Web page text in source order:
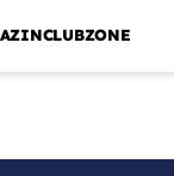
CLUBZONE